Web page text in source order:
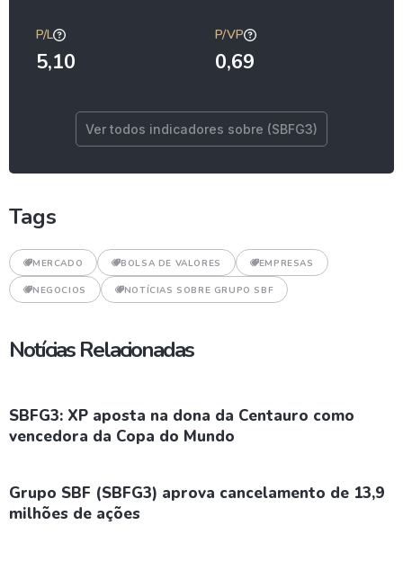
P/L
5,10
P/VP
0,69
Ver todos indicadores sobre (SBFG3)
Tags
MERCADO BOLSA DE VALORES EMPRESAS
NEGOCIOS NOTÍCIAS SOBRE GRUPO SBF
Notícias Relacionadas
SBFG3: XP aposta na dona da Centauro como
vencedora da Copa do Mundo
Grupo SBF (SBFG3) aprova cancelamento de 13,9
milhões de ações